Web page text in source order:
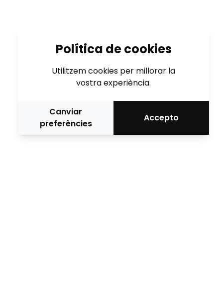
Política de cookies
Utilitzem cookies per millorar la
vostra experiència.
Canviar
preferències
Accepto